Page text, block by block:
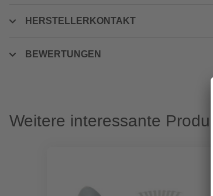
HERSTELLERKONTAKT
BEWERTUNGEN
Weitere interessante